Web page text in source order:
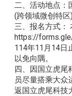
二、活动地点：
(跨领域微创特区)
三、报名方式：
https://
114年11月14日
以免向隅。
四、因国立虎尾
员尽量搭乘大众
返国立虎尾科技